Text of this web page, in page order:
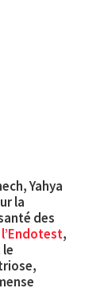
Yahya
la
des
l’Endotest,